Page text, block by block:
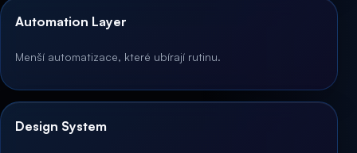
Automation Layer
Menší automatizace, které ubírají rutinu.
Design System